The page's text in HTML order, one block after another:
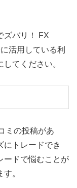
ズバリ！ FX
活用している利
てください。
ミの投稿があ
にトレードでき
ードで悩むことが
。